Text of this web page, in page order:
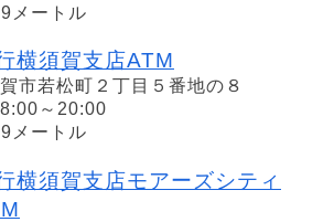
メートル
横須賀支店ATM
市若松町２丁目５番地の８
～20:00
メートル
横須賀支店モアーズシティ